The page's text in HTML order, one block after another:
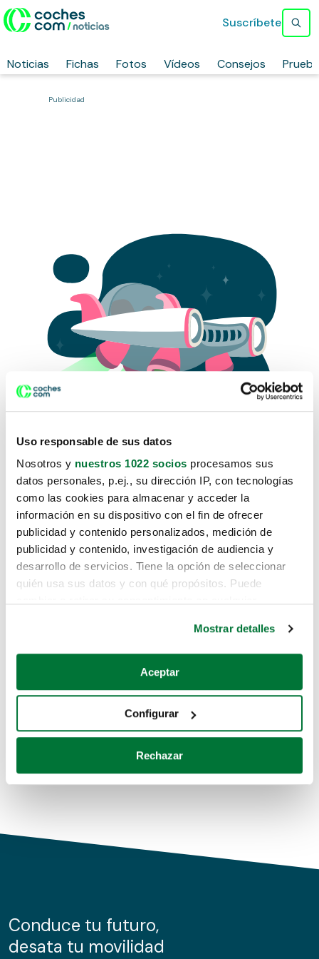
Uso responsable de sus datos
Nosotros y nuestros 1022 socios procesamos sus
datos personales, p.ej., su dirección IP, con tecnologías
como las cookies para almacenar y acceder la
información en su dispositivo con el fin de ofrecer
publicidad y contenido personalizados, medición de
publicidad y contenido, investigación de audiencia y
desarrollo de servicios. Tiene la opción de seleccionar
quién usa sus datos y con qué propósitos. Puede
Si lo permite, también quisiéramos:
Recopilar información sobre su ubicación geográfica
Identificar su dispositivo analizándolo activamente
para buscar características específicas (huellas
Obtenga más información sobre cómo se procesan sus
de cookies.
información sobre el uso que haga del sitio web con
nuestros partners de redes sociales, publicidad y análisis
Mostrar detalles
Aceptar
Configurar
Rechazar
Noticias Fichas Fotos Vídeos Consejos
Suscríbete
Publicidad
Lo sentimos, no sabemos como
te hemos traido hasta aquí.
Pero puedes encontrar el coche que estás
buscando en alguno de estos enlaces:
Coches de segunda mano
Coches de km0
Conduce tu futuro,
desata tu movilidad